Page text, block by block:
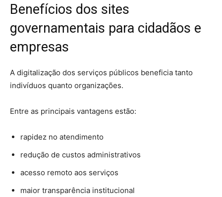
Benefícios dos sites
governamentais para cidadãos e
empresas
A digitalização dos serviços públicos beneficia tanto
indivíduos quanto organizações.
Entre as principais vantagens estão:
rapidez no atendimento
redução de custos administrativos
acesso remoto aos serviços
maior transparência institucional